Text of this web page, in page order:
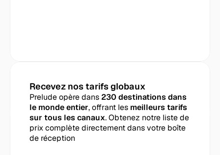
Recevez nos tarifs globaux
Prelude opère dans 230 destinations dans
le monde entier, offrant les meilleurs tarifs
sur tous les canaux. Obtenez notre liste de
prix complète directement dans votre boîte
de réception